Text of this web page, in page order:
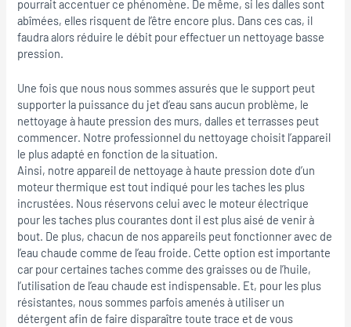
pourrait accentuer ce phénomène. De même, si les dalles sont
abîmées, elles risquent de l’être encore plus. Dans ces cas, il
faudra alors réduire le débit pour effectuer un nettoyage basse
pression.
Une fois que nous nous sommes assurés que le support peut
supporter la puissance du jet d’eau sans aucun problème, le
nettoyage à haute pression des murs, dalles et terrasses peut
commencer. Notre professionnel du nettoyage choisit l’appareil
le plus adapté en fonction de la situation.
Ainsi, notre appareil de nettoyage à haute pression dote d’un
moteur thermique est tout indiqué pour les taches les plus
incrustées. Nous réservons celui avec le moteur électrique
pour les taches plus courantes dont il est plus aisé de venir à
bout. De plus, chacun de nos appareils peut fonctionner avec de
l’eau chaude comme de l’eau froide. Cette option est importante
car pour certaines taches comme des graisses ou de l’huile,
l’utilisation de l’eau chaude est indispensable. Et, pour les plus
résistantes, nous sommes parfois amenés à utiliser un
détergent afin de faire disparaître toute trace et de vous